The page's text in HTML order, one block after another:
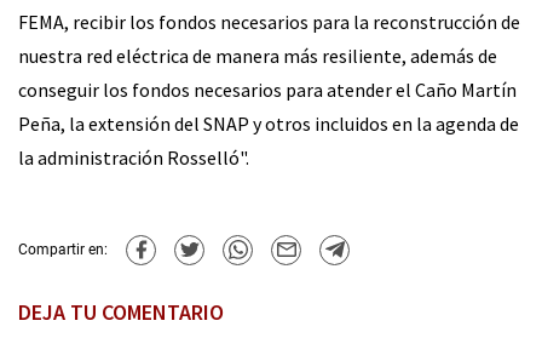
FEMA, recibir los fondos necesarios para la reconstrucción de
nuestra red eléctrica de manera más resiliente, además de
conseguir los fondos necesarios para atender el Caño Martín
Peña, la extensión del SNAP y otros incluidos en la agenda de
la administración Rosselló".
Compartir en:
DEJA TU COMENTARIO